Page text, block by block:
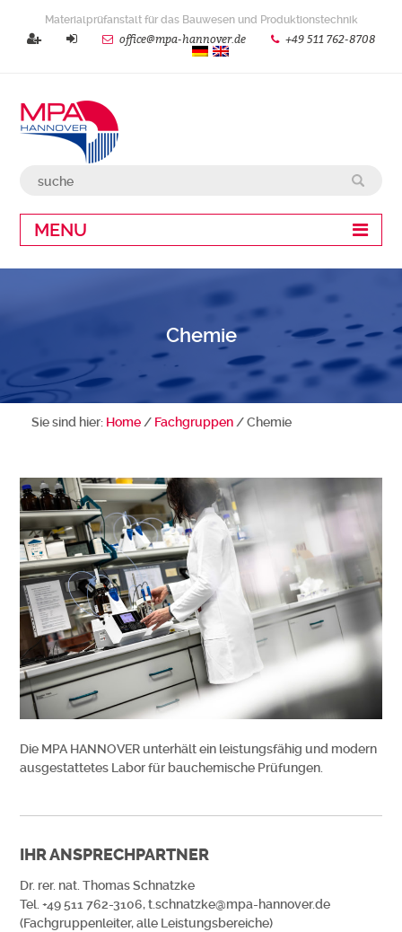
Materialprüfanstalt für das Bauwesen und Produktionstechnik
office@mpa-hannover.de +49 511 762-8708
MENU
Chemie
Sie sind hier: Home / Fachgruppen /Chemie
Die MPA HANNOVER unterhält ein leistungsfähig und modern
ausgestattetes Labor für bauchemische Prüfungen.
IHR ANSPRECHPARTNER
Dr. rer. nat. Thomas Schnatzke
Tel. +49 511 762-3106, t.schnatzke@mpa-hannover.de
(Fachgruppenleiter, alle Leistungsbereiche)